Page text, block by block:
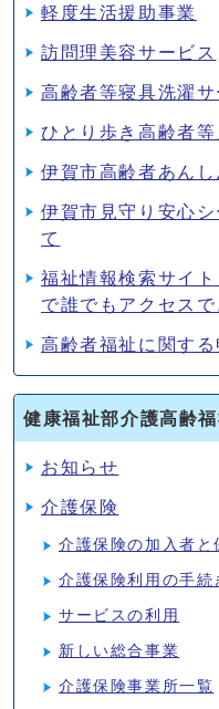
軽度生活援助事業
訪問理美容サービス
高齢者等寝具洗濯
ひとり歩き高齢者
伊賀市高齢者あん
伊賀市見守り安心
て
福祉情報検索サイ
で誰でもアクセスで
高齢者福祉に関す
健康福祉部介護高齢
お知らせ
介護保険
介護保険の加入者と
介護保険利用の手続
サービスの利用
新しい総合事業
介護保険事業所一覧